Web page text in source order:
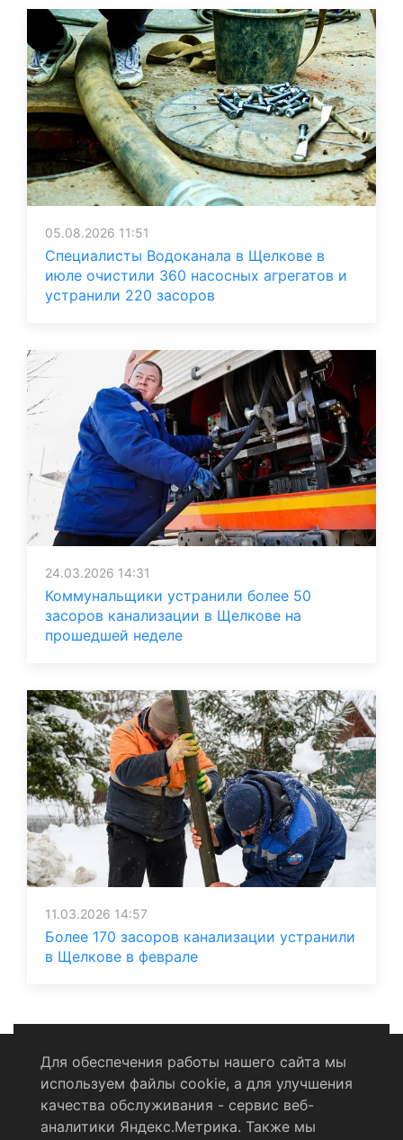
05.08.2026 11:51
Специалисты Водоканала в Щелкове в
июле очистили 360 насосных агрегатов и
устранили 220 засоров
24.03.2026 14:31
Коммунальщики устранили более 50
засоров канализации в Щелкове на
прошедшей неделе
11.03.2026 14:57
Более 170 засоров канализации устранили
в Щелкове в феврале
Политика конфиденциальности
Для обеспечения работы нашего сайта мы
используем файлы cookie, а для улучшения
качества обслуживания - сервис веб-
аналитики Яндекс.Метрика. Также мы